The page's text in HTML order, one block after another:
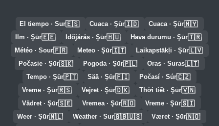
🇲🇾
Cuaca · Şūr
🇮🇩
Cuaca · Şūr
🇪🇸
El tiempo · Sur
🇹🇷
Hava durumu · Şūr
🇭🇺
Időjárás · Şūr
🇪🇪
Ilm · Şūr
🇱🇻
Laikapstākļi · Şūr
🇮🇹
Meteo · Şūr
🇫🇷
Météo · Sour
🇱🇹
Oras · Suras
🇵🇱
Pogoda · Şūr
🇸🇰
Počasie · Şūr
🇨🇿
Počasí · Súr
🇫🇮
Sää · Şūr
🇵🇹
Tempo · Şūr
🇻🇳
Thời tiết · Şūr
🇩🇰
Vejret · Şūr
🇷🇸
Vreme · Şūr
🇸🇮
Vreme · Şūr
🇷🇴
Vremea · Şūr
🇸🇪
Vädret · Şūr
🇳🇴
Været · Şūr
🇬🇧🇺🇸
Weather · Sur
🇳🇱
Weer · Şūr